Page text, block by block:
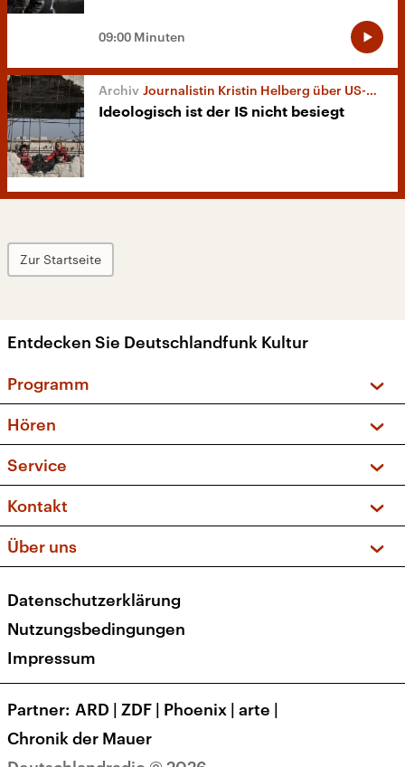
09:00 Minuten
Journalistin Kristin Helberg über US-Abzug aus Syrien
Ideologisch ist der IS nicht besiegt
Zur Startseite
Entdecken Sie Deutschlandfunk Kultur
Programm
Sendungen und Podcasts
Musikliste
Kakadu – Das Kinderprogramm
Hören
Frequenzen (UKW + DAB+)
Service
FAQ
Apps
Newsletter
Veranstaltungen
Kontakt
Social Media
Über uns
Presse
Karriere
Transparenz
Datenschutzerklärung
Nutzungsbedingungen
Impressum
Partner ARD | ZDF | Phoenix | arte |
Chronik der Mauer